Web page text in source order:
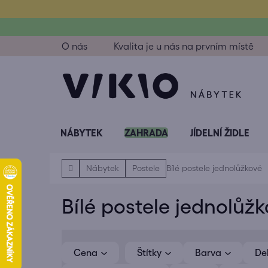
na
O nás
Kvalita je u nás na prvním místě
NÁBYTEK ZAHRADA JÍDELNÍ ŽIDLE
DomůNábytek Postele Bílé postele jednolůžkové
Bílé postele
Cena Barva